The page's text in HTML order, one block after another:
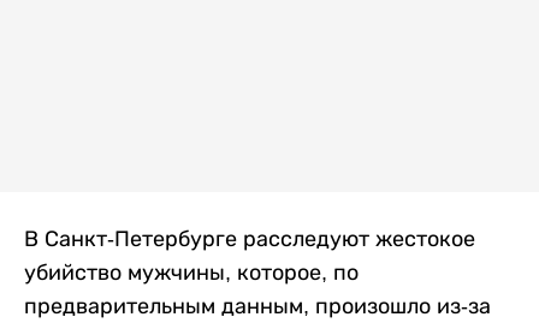
В Санкт-Петербурге расследуют жестокое
убийство мужчины, которое, по
предварительным данным, произошло из-за